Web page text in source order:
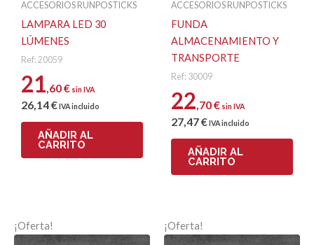
Nombre
Correo electrónico
ACCESORIOS RUNPOSTICKS
LAMPARA LED 30
LÚMENES
Ref: 20059
21,60€ sin IVA
26,14€IVA incluido
AÑADIR AL
CARRITO
ACCESORIOS RUNPOSTICKS
FUNDA
ALMACENAMIENTO Y
TRANSPORTE
Ref: 30009
22,70€ sin IVA
27,47€IVA incluido
AÑADIR AL
CARRITO
¡Oferta! ¡Oferta!